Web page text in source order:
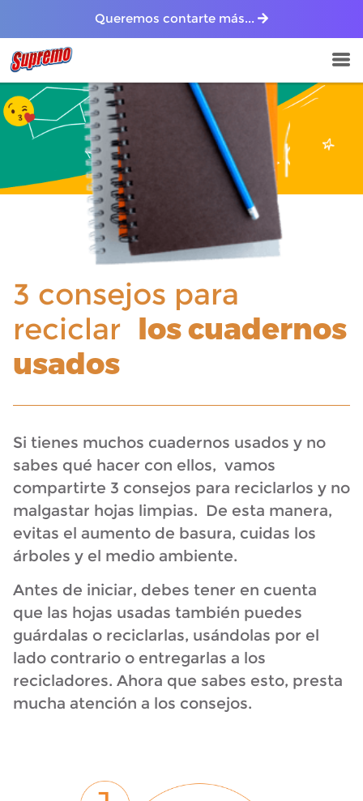
Queremos contarte más...
3 consejos para
reciclar los cuadernos
usados
Si tienes muchos cuadernos usados y no
sabes qué hacer con ellos, vamos
compartirte 3 consejos para reciclarlos y no
malgastar hojas limpias. De esta manera,
evitas el aumento de basura, cuidas los
árboles y el medio ambiente.
Antes de iniciar, debes tener en cuenta
que las hojas usadas también puedes
guárdalas o reciclarlas, usándolas por el
lado contrario o entregarlas a los
recicladores. Ahora que sabes esto, presta
mucha atención a los consejos.